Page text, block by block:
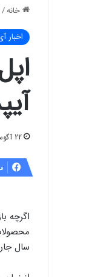
خانه/
اخبار
22 آگوست 2021
اگرچه
سال جاری میلادی ۶۰